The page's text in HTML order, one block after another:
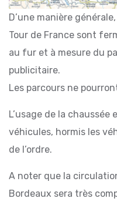
D’une manière
Tour de France sont
au fur et à mesure du
publicitaire.
Les parcours ne
L’usage de la
véhicules, hormis les
de l’ordre.
A noter que la
Bordeaux sera très